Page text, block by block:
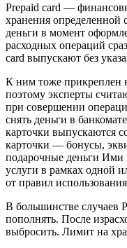
Prepaid card —
хранения
деньги в момент
расходных операций
card выпускают без
К ним тоже прикреплен
поэтому эксперты
при совершении
снять деньги в
карточки выпускаются
карточки — бонусы,
подарочные деньги Ими
услуги в рамках одной
от правил
В большинстве случаев
пополнять. После
выбросить. Лимит на